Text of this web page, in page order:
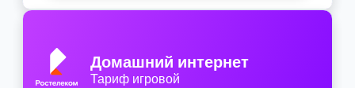
Домашний интернет
Тариф игровой